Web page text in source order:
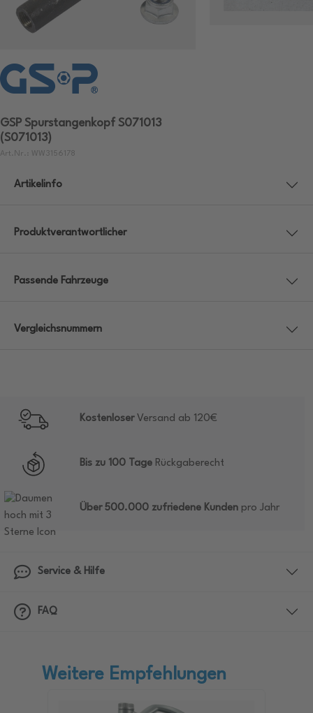
GSP Spurstangenkopf S071013
(S071013)
Art.Nr.: WW3156178
Artikelinfo
Produktverantwortlicher
Passende Fahrzeuge
Vergleichsnummern
KostenloserVersand ab 120€
Bis zu 100 Tage Rückgaberecht
Über 500.000 zufriedene Kunden pro Jahr
Service & Hilfe
FAQ
Weitere Empfehlungen